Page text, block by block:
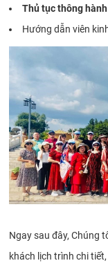
Thủ tục thông
Hướng dẫn viên
Ngay sau đây, Chúng
khách lịch trình chi